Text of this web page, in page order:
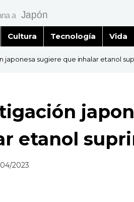
Cultura Tecnología Vida
japonesa sugiere que inhalar etanol
etanol
2023